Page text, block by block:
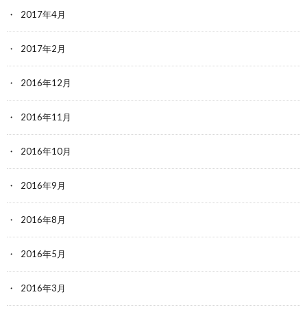
2017年4月
2017年2月
2016年12月
2016年11月
2016年10月
2016年9月
2016年8月
2016年5月
2016年3月